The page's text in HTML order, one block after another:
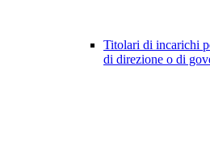
Titolari di incarichi
di direzione o di